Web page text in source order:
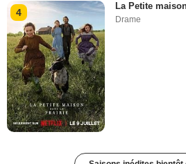
4
La Petite
Drame